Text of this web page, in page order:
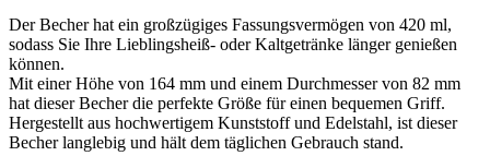
Der Becher hat ein großzügiges Fassungsvermögen von 420 ml,
sodass Sie Ihre Lieblingsheiß- oder Kaltgetränke länger genießen
können.
Mit einer Höhe von 164 mm und einem Durchmesser von 82 mm
hat dieser Becher die perfekte Größe für einen bequemen Griff.
Hergestellt aus hochwertigem Kunststoff und Edelstahl, ist dieser
Becher langlebig und hält dem täglichen Gebrauch stand.